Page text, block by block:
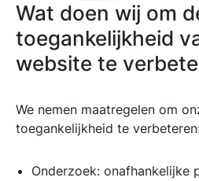
Wat doen wij om
toegankelijkheid
website te
We nemen maatregelen om
toegankelijkheid te
Onderzoek: onafhankelijke